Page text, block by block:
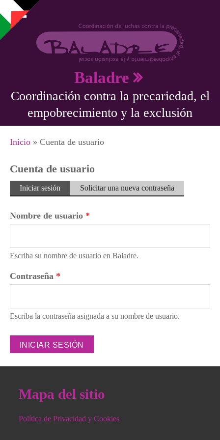
Pasar al contenido principal
Baladre
Coordinación contra la precariedad, el
empobrecimiento y la exclusión
Se encuentra usted aquí
Inicio » Cuenta de usuario
Cuenta de usuario
Solapas principales
Iniciar sesión (solapaSolicitar una nueva contraseña
Nombre de usuario *
Escriba su nombre de usuario en Baladre.
Contraseña *
Escriba la contraseña asignada a su nombre de usuario.
Mapa del sitio
Política de Privacidad y Cookies